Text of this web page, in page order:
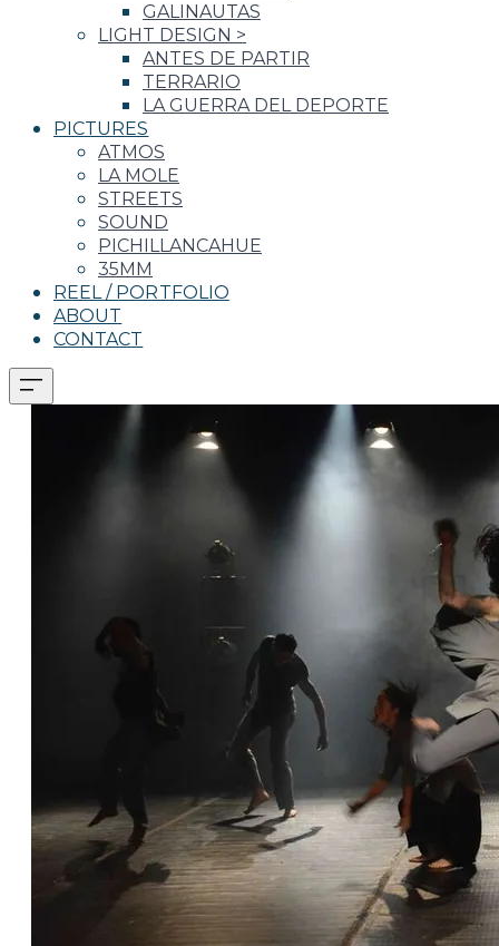
GALINAUTAS
LIGHT DESIGN >
ANTES DE PARTIR
TERRARIO
LA GUERRA DEL DEPORTE
PICTURES
ATMOS
LA MOLE
STREETS
SOUND
PICHILLANCAHUE
35MM
REEL / PORTFOLIO
ABOUT
CONTACT